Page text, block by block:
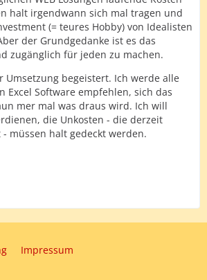
halt irgendwann sich mal tragen und
(= teures Hobby) von Idealisten
der Grundgedanke ist es das
zugänglich für jeden zu machen.
Umsetzung begeistert. Ich werde alle
Excel Software empfehlen, sich das
mer mal was draus wird. Ich will
die Unkosten - die derzeit
müssen halt gedeckt werden.
Impressum